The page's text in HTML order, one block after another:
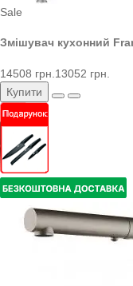
Sale
Змішувач кухонний
14508 грн. 13052 грн.
Купити